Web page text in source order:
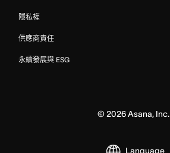
隱私權
供應商責任
永續發展與 ESG
© 2026Asana, Inc.
Language